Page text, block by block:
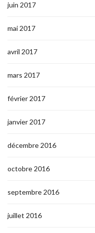
juin 2017
mai 2017
avril 2017
mars 2017
février 2017
janvier 2017
décembre 2016
octobre 2016
septembre 2016
juillet 2016